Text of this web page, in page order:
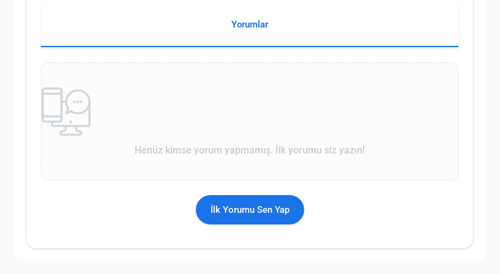
Yorumlar
Henüz kimse yorum yapmamış. İlk yorumu siz yazın!
İlk Yorumu Sen Yap